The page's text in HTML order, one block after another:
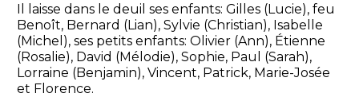
Il laisse dans le deuil ses enfants: Gilles (Lucie), feu
Benoît, Bernard (Lian), Sylvie (Christian), Isabelle
(Michel), ses petits enfants: Olivier (Ann), Étienne
(Rosalie), David (Mélodie), Sophie, Paul (Sarah),
Lorraine (Benjamin), Vincent, Patrick, Marie-Josée
et Florence.